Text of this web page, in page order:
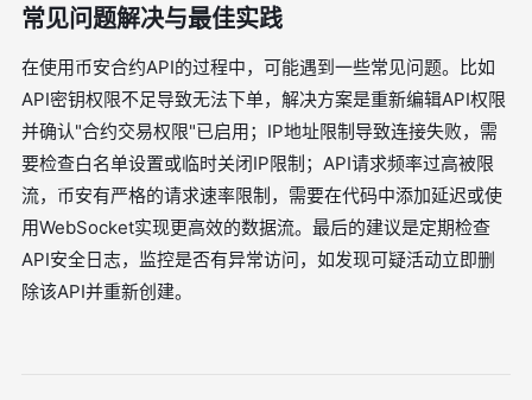
常见问题解决与最佳实践
在使用币安合约API的过程中，可能遇到一些常见问题。比如
API密钥权限不足导致无法下单，解决方案是重新编辑API权限
并确认"合约交易权限"已启用；IP地址限制导致连接失败，需
要检查白名单设置或临时关闭IP限制；API请求频率过高被限
流，币安有严格的请求速率限制，需要在代码中添加延迟或使
用WebSocket实现更高效的数据流。最后的建议是定期检查
API安全日志，监控是否有异常访问，如发现可疑活动立即删
除该API并重新创建。